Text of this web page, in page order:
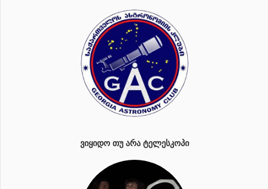
ᲕᲘᲧᲘᲓᲝ ᲗᲣ ᲐᲠᲐ ᲢᲔᲚᲔᲡᲙᲝᲞᲘ